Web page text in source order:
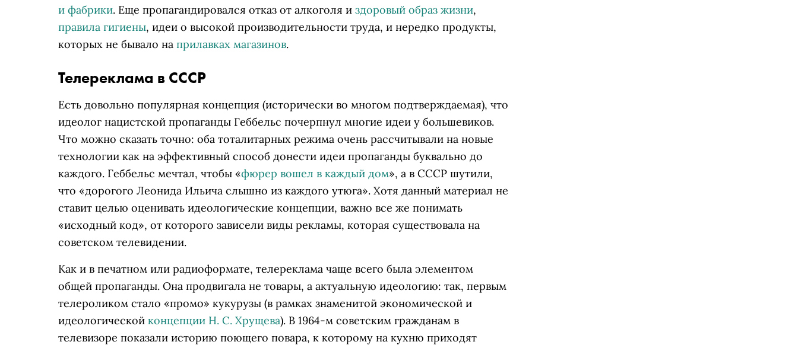
и фабрики. Еще пропагандировался отказ от алкоголя и здоровый образ жизни,
правила гигиены, идеи о высокой производительности труда, и нередко продукты,
которых не бывало на прилавках магазинов.
Телереклама в СССР
Есть довольно популярная концепция (исторически во многом подтверждаемая), что
идеолог нацистской пропаганды Геббельс почерпнул многие идеи у большевиков.
Что можно сказать точно: оба тоталитарных режима очень рассчитывали на новые
технологии как на эффективный способ донести идеи пропаганды буквально до
каждого. Геббельс мечтал, чтобы «фюрер вошел в каждый дом», а в СССР шутили,
что «дорогого Леонида Ильича слышно из каждого утюга». Хотя данный материал не
ставит целью оценивать идеологические концепции, важно все же понимать
«исходный код», от которого зависели виды рекламы, которая существовала на
советском телевидении.
Как и в печатном или радиоформате, телереклама чаще всего была элементом
общей пропаганды. Она продвигала не товары, а актуальную идеологию: так, первым
телероликом стало «промо» кукурузы (в рамках знаменитой экономической и
идеологической концепции Н. С. Хрущева). В 1964-м советским гражданам в
телевизоре показали историю поющего повара, к которому на кухню приходят